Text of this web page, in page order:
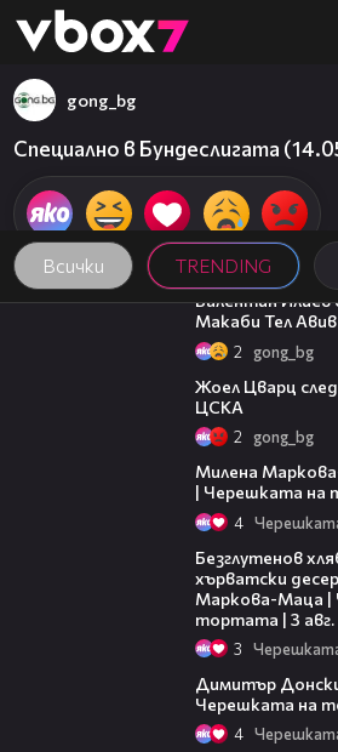
👾
Всички TRENDING
gong_bg
Специално в Бундеслигата
06:38
Валентин Илиев
Макаби Тел Авив
2 gong_bg
Жоел Цварц
ЦСКА
2 gong_bg
Милена
| Черешката на
4
Безглутенов
хърватски
Маркова-Маца |
тортата | 3 авг.
3
Димитър
Черешката на
4